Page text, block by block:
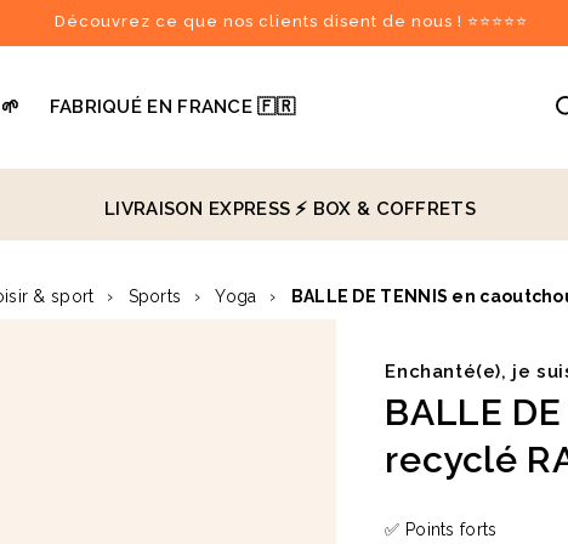
Découvrez ce que nos clients disent de nous ! ⭐⭐⭐⭐⭐
FABRIQUÉ EN FRANCE 🇫🇷
LIVRAISON EXPRESS ⚡️ BOX & COFFRETS
& sport › Sports › Yoga › BALLE DE TENNIS en
Enchanté(e), je
BALLE
recyclé
✅ Points forts